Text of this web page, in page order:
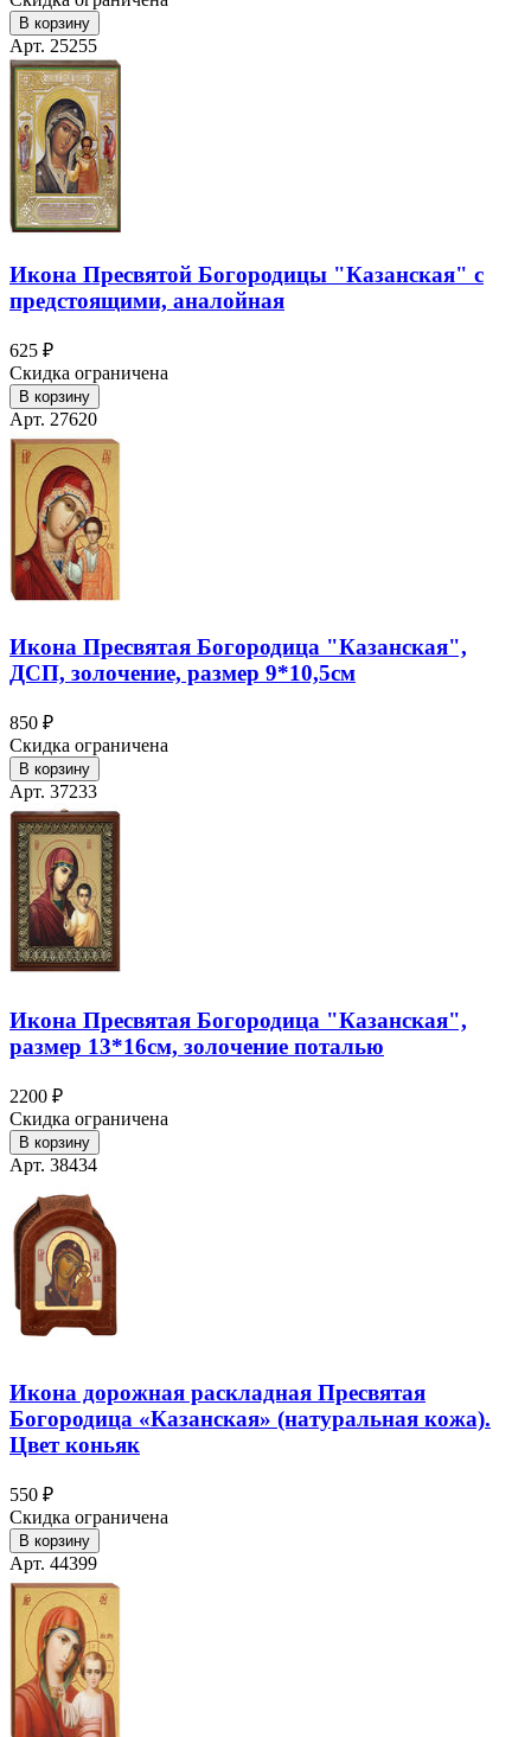
В корзину
Арт. 25255
Икона Пресвятой Богородицы "Казанская" с
предстоящими, аналойная
625 ₽
Скидка ограничена
В корзину
Арт. 27620
Икона Пресвятая Богородица "Казанская",
ДСП, золочение, размер 9*10,5см
850 ₽
Скидка ограничена
В корзину
Арт. 37233
Икона Пресвятая Богородица "Казанская",
размер 13*16см, золочение поталью
2200 ₽
Скидка ограничена
В корзину
Арт. 38434
Икона дорожная раскладная Пресвятая
Богородица «Казанская» (натуральная кожа).
Цвет коньяк
550 ₽
Скидка ограничена
В корзину
Арт. 44399